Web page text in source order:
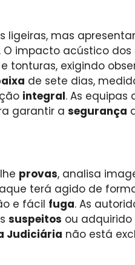
ligeiras, mas
O impacto acústico dos
e tonturas, exigindo
de sete dias,
integral. As equipas
garantir a segurança
provas, analisa
terá agido de
e fácil fuga. As
suspeitos ou
Judiciária não está